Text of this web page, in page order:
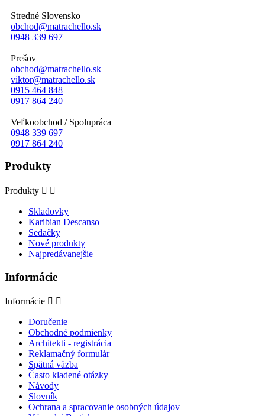
Stredné Slovensko
obchod@matrachello.sk
0948 339 697
Prešov
obchod@matrachello.sk
viktor@matrachello.sk
0915 464 848
0917 864 240
Veľkoobchod / Spolupráca
0948 339 697
0917 864 240
Produkty
Produkty  
Skladovky
Karibian Descanso
Sedačky
Nové produkty
Najpredávanejšie
Informácie
Informácie  
Doručenie
Obchodné podmienky
Architekti - registrácia
Reklamačný formulár
Spätná väzba
Často kladené otázky
Návody
Slovník
Ochrana a spracovanie osobných údajov